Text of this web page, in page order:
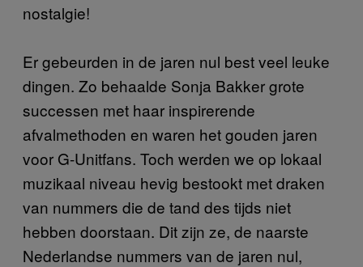
nostalgie!
Er gebeurden in de jaren nul best veel leuke
dingen. Zo behaalde Sonja Bakker grote
successen met haar inspirerende
afvalmethoden en waren het gouden jaren
voor G-Unitfans. Toch werden we op lokaal
muzikaal niveau hevig bestookt met draken
van nummers die de tand des tijds niet
hebben doorstaan. Dit zijn ze, de naarste
Nederlandse nummers van de jaren nul,